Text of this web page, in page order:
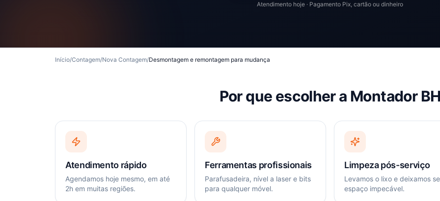
Atendimento hoje · Pagamento Pix, cartão ou dinheiro
Início/Contagem/Nova Contagem/Desmontagem e remontagem para mudança
Por que escolher a Montador
Atendimento rápido
Agendamos hoje mesmo, em até
2h em muitas regiões.
Ferramentas profissionais
Parafusadeira, nível a laser e bits
para qualquer móvel.
Limpeza pós-serviço
Levamos o lixo e deixamos
espaço impecável.